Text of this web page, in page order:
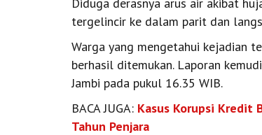
tergelincir ke dalam parit dan
Warga yang mengetahui kejadian
berhasil ditemukan. Laporan
Jambi pada pukul 16.35 WIB.
BACA JUGA: Kasus Korupsi Kredit
Tahun Penjara